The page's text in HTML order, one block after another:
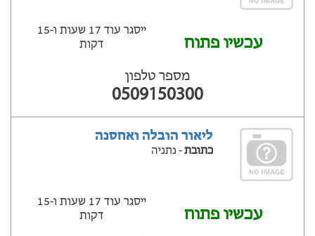
עכשיו פתוח
ייסגר עוד 17 שעות ‫ו-15
דקות
מספר טלפון
0509150300
ליאור הובלה ואחסנה
כתובת- נתניה
עכשיו פתוח
ייסגר עוד 17 שעות ‫ו-15
דקות